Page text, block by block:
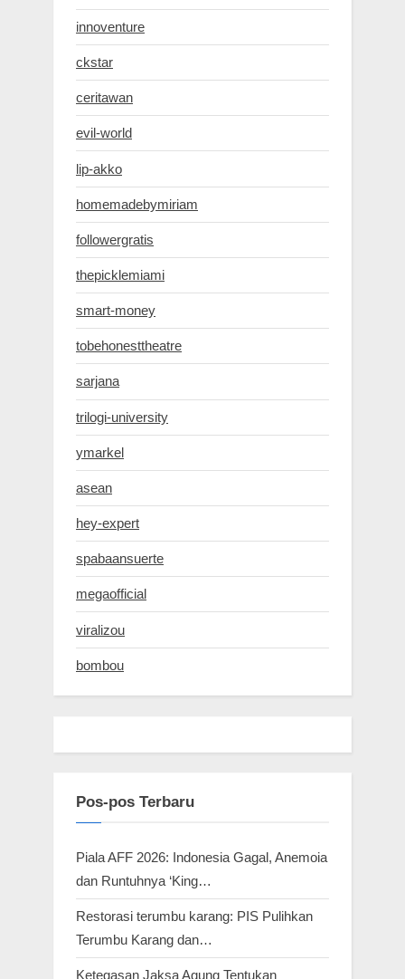
innoventure
ckstar
ceritawan
evil-world
lip-akko
homemadebymiriam
followergratis
thepicklemiami
smart-money
tobehonesttheatre
sarjana
trilogi-university
ymarkel
asean
hey-expert
spabaansuerte
megaofficial
viralizou
bombou
Pos-pos Terbaru
Piala AFF 2026: Indonesia Gagal, Anemoia
dan Runtuhnya ‘King…
Restorasi terumbu karang: PIS Pulihkan
Terumbu Karang dan…
Ketegasan Jaksa Agung Tentukan